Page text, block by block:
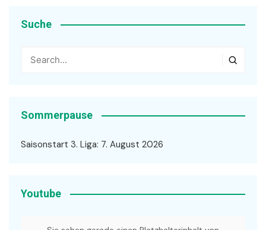
Suche
Sommerpause
Saisonstart 3. Liga: 7. August 2026
Youtube